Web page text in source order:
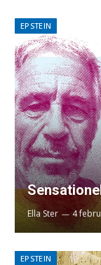
EPSTEIN
Ella Ster 4
EPSTEIN